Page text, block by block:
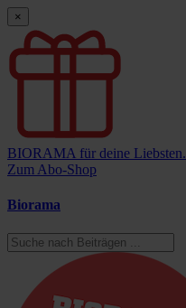
×
BIORAMA für deine Liebsten.
Zum Abo-Shop
Biorama